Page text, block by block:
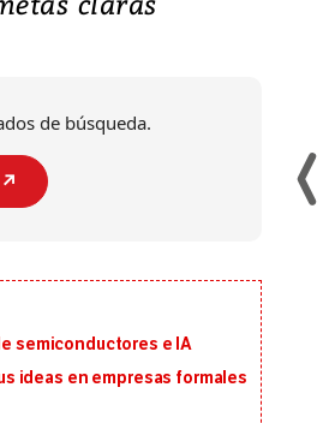
de búsqueda.
semiconductores e IA
ideas en empresas formales
Japón, provocando una